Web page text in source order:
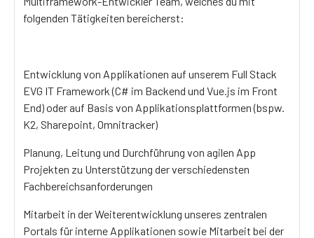
folgenden Tätigkeiten bereicherst:
Entwicklung von Applikationen auf unserem Full Stack
EVG IT Framework (C# im Backend und Vue.js im Front
End) oder auf Basis von Applikationsplattformen (bspw.
K2, Sharepoint, Omnitracker)
Planung, Leitung und Durchführung von agilen App
Projekten zu Unterstützung der verschiedensten
Fachbereichsanforderungen
Mitarbeit in der Weiterentwicklung unseres zentralen
Portals für interne Applikationen sowie Mitarbeit bei der